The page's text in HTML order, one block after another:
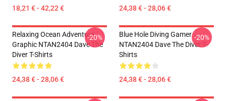
18,21 € - 42,22 € 24,38 € - 28,06 €
Relaxing Ocean Adventure
Graphic NTAN2404 Dave The
Diver T-Shirts
24,38 € - 28,06 €
-20%
Blue Hole Diving Gamer
NTAN2404 Dave The Diver T-
Shirts
24,38 € - 28,06 €
-20%